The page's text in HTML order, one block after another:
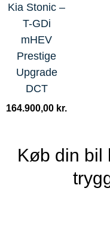
Kia Stonic –
T-GDi
mHEV
Prestige
Upgrade
DCT
164.900,00 kr.
Køb din bil